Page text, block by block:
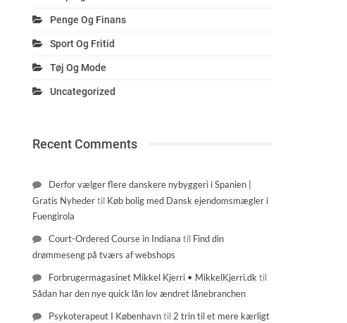
Penge Og Finans
Sport Og Fritid
Tøj Og Mode
Uncategorized
Recent Comments
Derfor vælger flere danskere nybyggeri i Spanien |
Gratis Nyhedertil Køb bolig med Dansk ejendomsmægler i
Fuengirola
Court-Ordered Course in Indiana til Find din
drømmeseng på tværs af webshops
Forbrugermagasinet Mikkel Kjerri • MikkelKjerri.dktil
Sådan har den nye quick lån lov ændret lånebranchen
Psykoterapeut I Københavntil2 trin til et mere kærligt